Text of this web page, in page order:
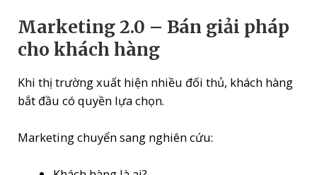
Marketing 2.0 – Bán giải pháp
cho khách hàng
Khi thị trường xuất hiện nhiều đối thủ, khách hàng
bắt đầu có quyền lựa chọn.
Marketing chuyển sang nghiên cứu: